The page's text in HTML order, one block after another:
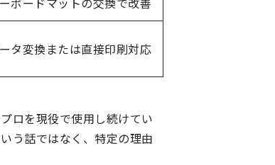
タ変換または直接印刷対応
ロを現役で使用し続けてい
う話ではなく、特定の理由